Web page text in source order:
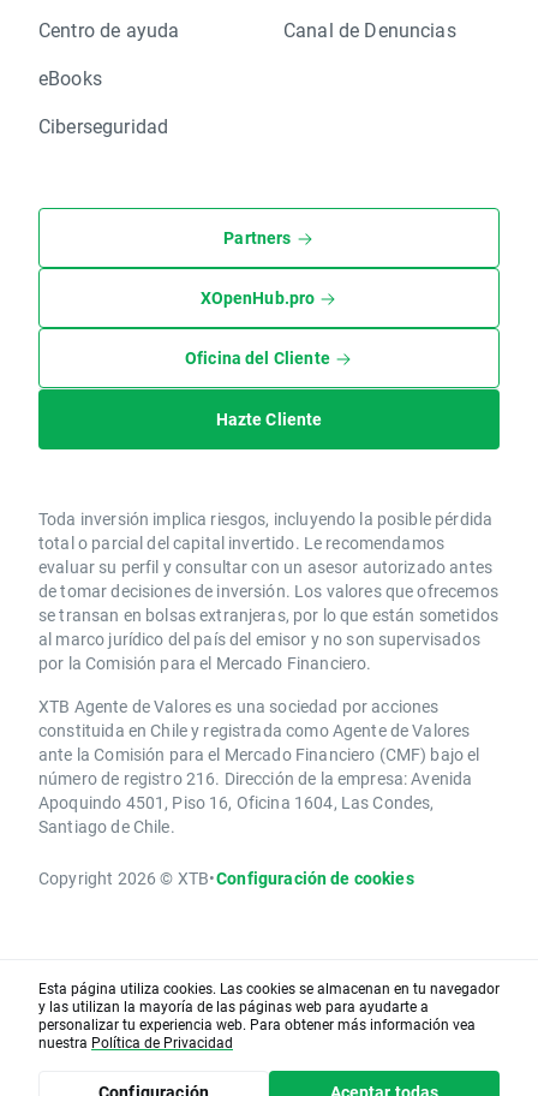
Centro de ayuda
eBooks
Ciberseguridad
Canal de Denuncias
Partners
XOpenHub.pro
Oficina del Cliente
Hazte Cliente
Toda inversión implica riesgos, incluyendo la posible pérdida
total o parcial del capital invertido. Le recomendamos
evaluar su perfil y consultar con un asesor autorizado antes
de tomar decisiones de inversión. Los valores que ofrecemos
se transan en bolsas extranjeras, por lo que están sometidos
al marco jurídico del país del emisor y no son supervisados
por la Comisión para el Mercado Financiero.
XTB Agente de Valores es una sociedad por acciones
constituida en Chile y registrada como Agente de Valores
ante la Comisión para el Mercado Financiero (CMF) bajo el
número de registro 216. Dirección de la empresa: Avenida
Apoquindo 4501, Piso 16, Oficina 1604, Las Condes,
Santiago de Chile.
Copyright 2026 © XTB•Configuración de cookies
Esta página utiliza cookies. Las cookies se almacenan en tu navegador
y las utilizan la mayoría de las páginas web para ayudarte a
personalizar tu experiencia web. Para obtener más información vea
nuestra Política de Privacidad